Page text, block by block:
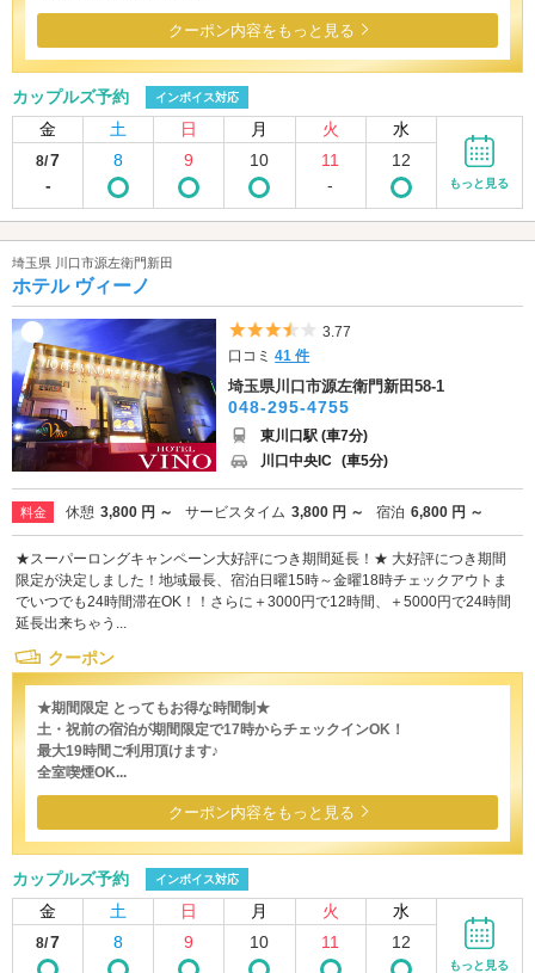
クーポン内容をもっと見る
カップルズ予約 インボイス対応
金 土 日 月 火 水
8/7
-
8 9 10
11
-
12
もっと見る
埼玉県 川口市源左衛門新田
ホテル ヴィーノ
5つ星のうち3.5
3.77
口コミ41 件
埼玉県川口市源左衛門新田58-1
048-295-4755
東川口駅 (車7分)
川口中央IC (車5分)
料金 休憩 3,800 円 ～ サービスタイム 3,800 円 ～ 宿泊 6,800 円 ～
★スーパーロングキャンペーン大好評につき期間延長！★ 大好評につき期間
限定が決定しました！地域最長、宿泊日曜15時～金曜18時チェックアウトま
でいつでも24時間滞在OK！！さらに＋3000円で12時間、＋5000円で24時間
延長出来ちゃう...
クーポン
★期間限定 とってもお得な時間制★
土・祝前の宿泊が期間限定で17時からチェックインOK！
最大19時間ご利用頂けます♪
全室喫煙OK...
クーポン内容をもっと見る
カップルズ予約 インボイス対応
金 土 日 月 火 水
8/7 8 9 10 11 12
もっと見る